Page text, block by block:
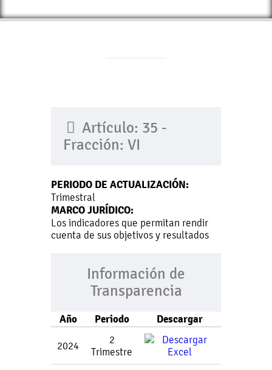
Artículo: 35 -
Fracción: VI
PERIODO DE ACTUALIZACIÓN:
Trimestral
MARCO JURÍDICO:
Los indicadores que permitan rendir
cuenta de sus objetivos y resultados
Información de
Transparencia
Año Periodo Descargar
2024
2
Trimestre